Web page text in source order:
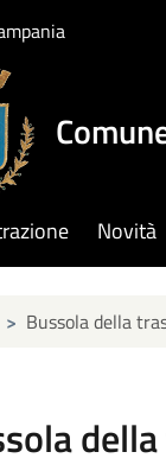
Novità
> Bussola della